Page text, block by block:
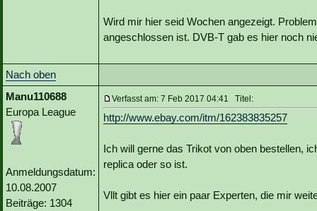
Wird mir hier seid Wochen angezeigt.
angeschlossen ist. DVB-T gab es hier noch
Nach oben
Manu110688
Europa League
Anmeldungsdatum:
10.08.2007
Beiträge: 1304
Verfasst am: 7 Feb 2017 04:41 Titel:
http://www.ebay.com/itm/162383835257
Ich will gerne das Trikot von oben bestellen,
replica oder so ist.
Vllt gibt es hier ein paar Experten, die mir